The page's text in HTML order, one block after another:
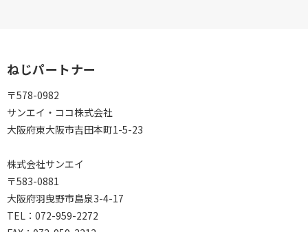
ねじパートナー
〒578-0982
サンエイ・ココ株式会社
大阪府東大阪市吉田本町1-5-23
株式会社サンエイ
〒583-0881
大阪府羽曳野市島泉3-4-17
TEL：072-959-2272